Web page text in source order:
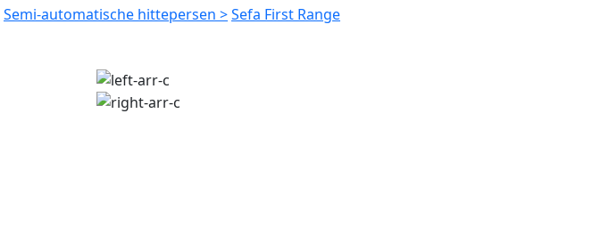
Semi-automatische hittepersen >Sefa First Range